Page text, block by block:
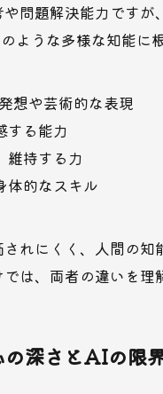
問題解決能力です
ような多様な知能に
想や芸術的な表現
する能力
維持する力
体的なスキル
れにくく、人間の
は、両者の違いを理
の深さとAIの限